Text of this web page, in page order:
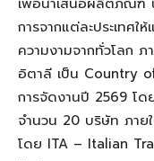
การจากแต่ละประเทศ
ความงามจากทั่วโลก ภ
อิตาลี เป็น Country
การจัดงานปี 2569 โด
จำนวน 20 บริษัท ภา
โดย ITA – Italian